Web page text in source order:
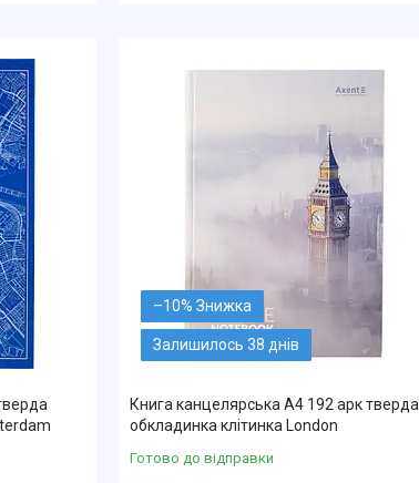
–10%
Залишилось 38 днів
Книга канцелярська А4 192 арк тверда
обкладинка клітинка London
Готово до відправки